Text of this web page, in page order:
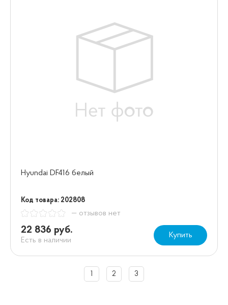
Hyundai DF416 белый
Код товара: 202808
— отзывов нет
22 836 руб.
Есть в наличии
Купить
1 2 3